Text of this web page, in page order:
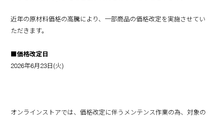
近年の原材料価格の高騰により、一部商品の価格改定を実施させてい
ただきます。
■価格改定日
2026年6月23日(火)
オンラインストアでは、価格改定に伴うメンテンス作業の為、対象の